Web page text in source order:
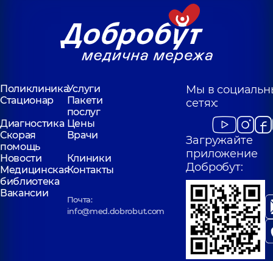
ПоликлиникаУслуги
Стационар
Пакети
послуг
Диагностика Цены
Скорая
помощь
Врачи
Новости
Клиники
Медицинская
библиотека
Контакты
Вакансии
Почта:
info@med.dobrobut.com
Мы в
сетях:
Загружайте
приложение
Добробут: